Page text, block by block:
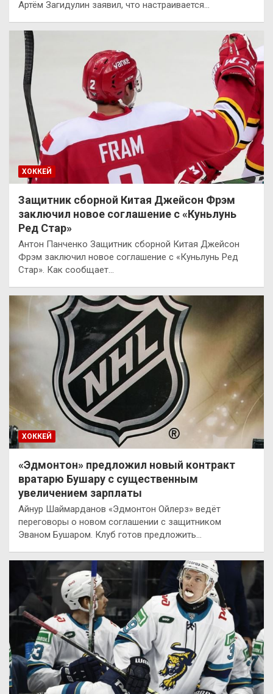
Артём Загидулин заявил, что настраивается…
ХОККЕЙ
Защитник сборной Китая Джейсон Фрэм
заключил новое соглашение с «Куньлунь
Ред Стар»
Антон Панченко Защитник сборной Китая Джейсон
Фрэм заключил новое соглашение с «Куньлунь Ред
Стар». Как сообщает…
ХОККЕЙ
«Эдмонтон» предложил новый контракт
вратарю Бушару с существенным
увеличением зарплаты
Айнур Шаймарданов «Эдмонтон Ойлерз» ведёт
переговоры о новом соглашении с защитником
Эваном Бушаром. Клуб готов предложить…